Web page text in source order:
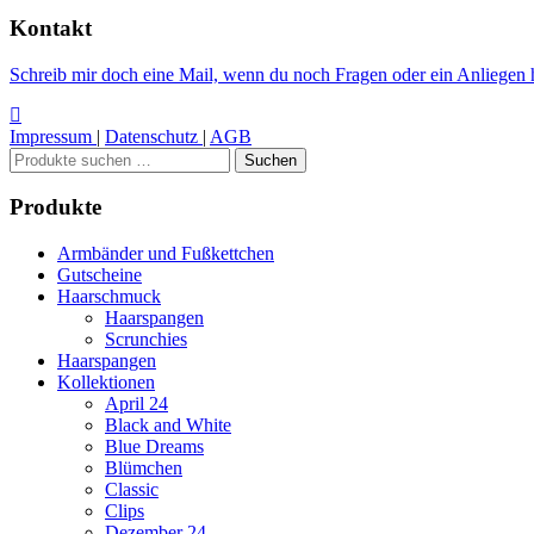
Kontakt
Schreib mir doch eine Mail, wenn du noch Fragen oder ein Anliegen
Impressum | Datenschutz | AGB
Suchen
nach:
Suchen
Produkte
Armbänder und Fußkettchen
Gutscheine
Haarschmuck
Haarspangen
Scrunchies
Haarspangen
Kollektionen
April 24
Black and White
Blue Dreams
Blümchen
Classic
Clips